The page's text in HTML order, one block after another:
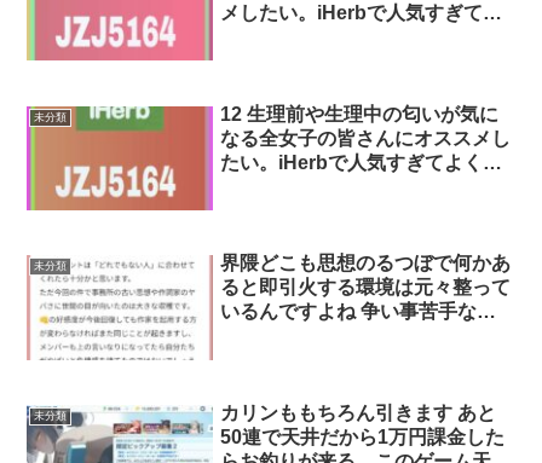
メしたい。iHerbで人気すぎてよ
が全く気にならなくなる。1,000
円程で購入できるのでこれなら続
けられそう。iHerb割引コード
未分類
12 生理前や生理中の匂いが気に
なる全女子の皆さんにオススメし
たい。iHerbで人気すぎてよく欠
く気にならなくなる。1,000円程
で購入できるのでこれなら続けら
れそう。iHerb割引コード
未分類
界隈どこも思想のるつぼで何かあ
ると即引火する環境は元々整って
いるんですよね 争い事苦手なの
その他諸々を担い安全安心な作品
を生み出すようになりますよ 無
難で燃えない作品が面白いかは別
未分類
カリンももちろん引きます あと
50連で天井だから1万円課金した